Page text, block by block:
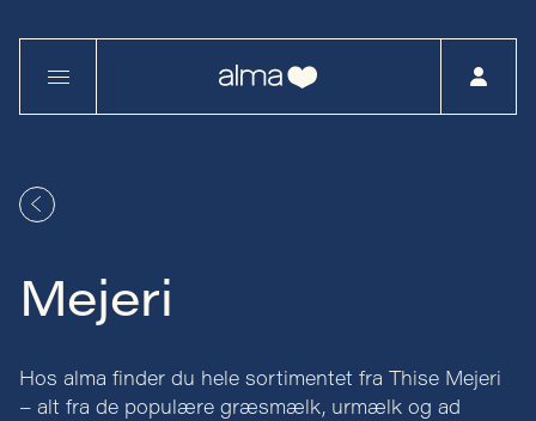
Mejeri
Hos alma finder du hele sortimentet fra Thise Mejeri
– alt fra de populære græsmælk, urmælk og ad